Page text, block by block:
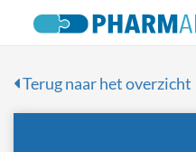
Terug naar het overzicht